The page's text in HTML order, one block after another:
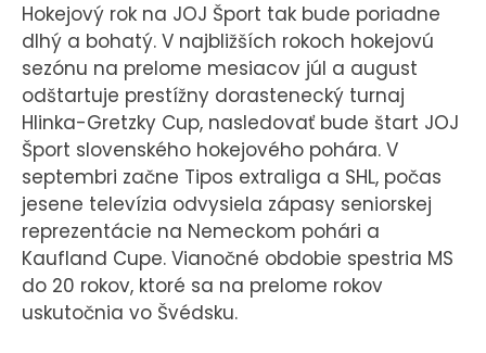
Hokejový rok na JOJ Šport tak bude poriadne
dlhý a bohatý. V najbližších rokoch hokejovú
sezónu na prelome mesiacov júl a august
odštartuje prestížny dorastenecký turnaj
Hlinka-Gretzky Cup, nasledovať bude štart JOJ
Šport slovenského hokejového pohára. V
septembri začne Tipos extraliga a SHL, počas
jesene televízia odvysiela zápasy seniorskej
reprezentácie na Nemeckom pohári a
Kaufland Cupe. Vianočné obdobie spestria MS
do 20 rokov, ktoré sa na prelome rokov
uskutočnia vo Švédsku.